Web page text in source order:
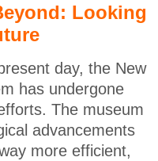
Looking
day, the New
has undergone
The museum
advancements
more efficient,